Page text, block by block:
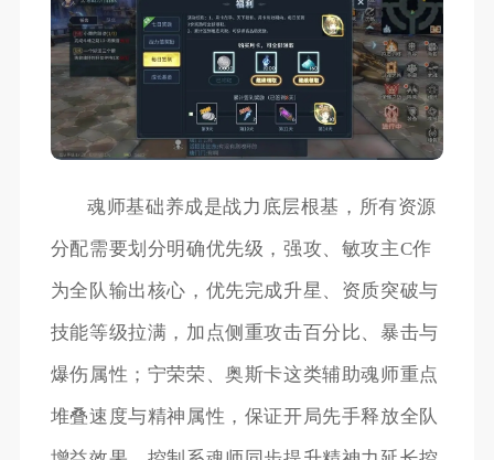
魂师基础养成是战力底层根基，所有资源
分配需要划分明确优先级，强攻、敏攻主C作
为全队输出核心，优先完成升星、资质突破与
技能等级拉满，加点侧重攻击百分比、暴击与
爆伤属性；宁荣荣、奥斯卡这类辅助魂师重点
堆叠速度与精神属性，保证开局先手释放全队